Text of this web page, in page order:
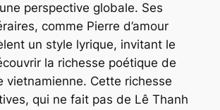
perspective globale. Ses
comme Pierre d’amour
un style lyrique, invitant le
la richesse poétique de
vietnamienne. Cette richesse
qui ne fait pas de Lê Thanh